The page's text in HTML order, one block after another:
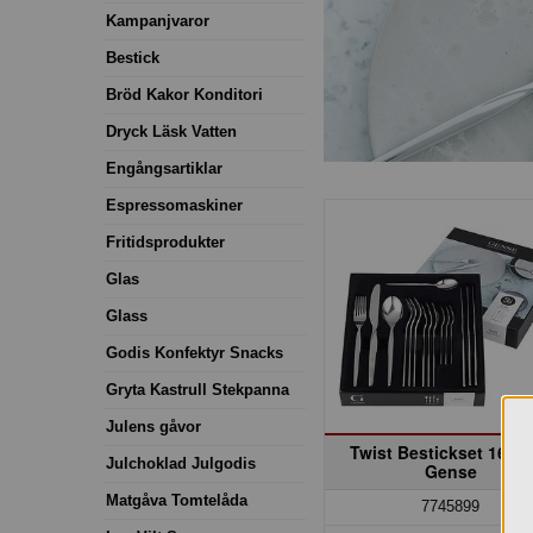
Kampanjvaror
Bestick
Bröd Kakor Konditori
Dryck Läsk Vatten
Engångsartiklar
Espressomaskiner
Fritidsprodukter
Glas
Glass
Godis Konfektyr Snacks
Gryta Kastrull Stekpanna
Julens gåvor
Julchoklad Julgodis
Matgåva Tomtelåda
Twist Bestickset 16
Gense
7745899